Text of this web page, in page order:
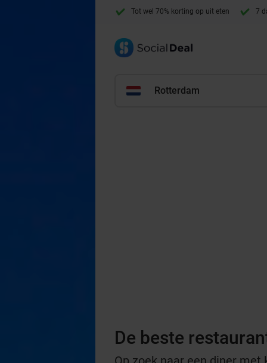
Tot wel 70% korting op uit eten 7
Rotterdam
De beste